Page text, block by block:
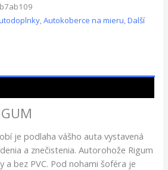
,Autokoberce na mieru,Další
je podlaha vášho auta vystavená
a znečistenia. Autorohože Rigum
a bez PVC. Pod nohami šoféra je